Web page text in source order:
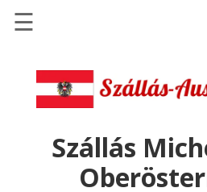
Szállások
Szállásinfo.eu
Repülőjegy
pénzvisszatérítéssel
☰
Szállás